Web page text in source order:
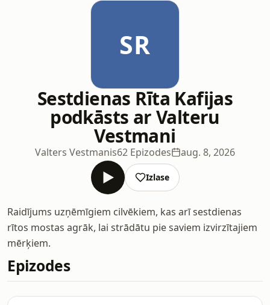
SR
Sestdienas Rīta Kafijas
podkāsts ar Valteru
Vestmani
Valters Vestmanis62 Epizodes aug. 8, 2026
Izlase
Raidījums uzņēmīgiem cilvēkiem, kas arī sestdienas
rītos mostas agrāk, lai strādātu pie saviem izvirzītajiem
mērķiem.
Epizodes